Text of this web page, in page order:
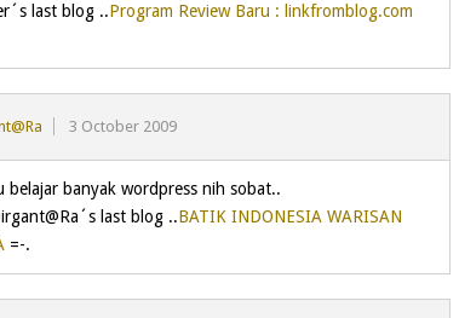
last blog ..Program Review Baru : linkfromblog.com
3 October 2009
belajar banyak wordpress nih sobat..
last blog ..BATIK INDONESIA WARISAN
=-.